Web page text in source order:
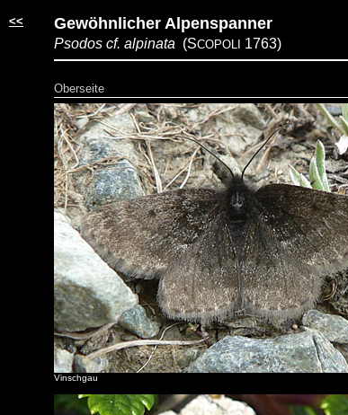
<< Gewöhnlicher Alpenspanner
Psodos cf. alpinata (SCOPOLI 1763)
Oberseite
Vinschgau